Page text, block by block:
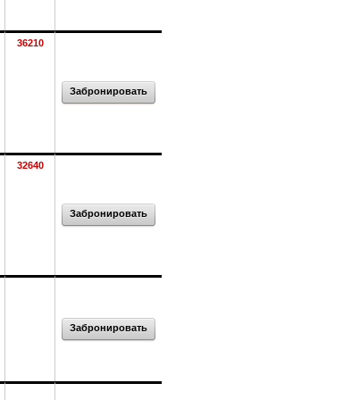
36210
Забронировать
32640
Забронировать
Забронировать